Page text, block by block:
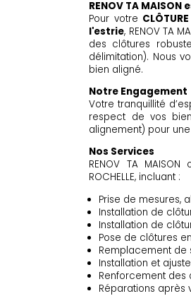
RENOV TA MAISON
Pour votre
l'estrie, RENOV TA
des clôtures
délimitation). Nous
bien aligné.
Notre Engagement
Votre tranquillité
respect de vos
alignement) pour
Nos Services
RENOV TA
ROCHELLE, incluant :
Prise de mesures,
Installation de
Installation de
Pose de clôtures
Remplacement de
Installation et
Renforcement
Réparations après